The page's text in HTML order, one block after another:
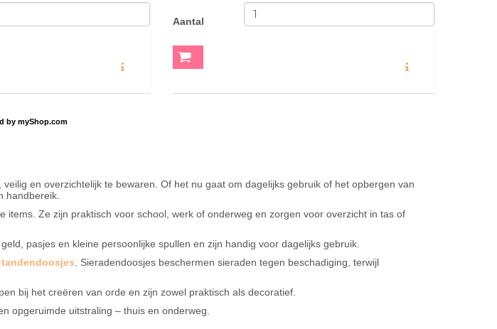
Aantal
by myShop.com
en overzichtelijk te bewaren. Of het nu gaat om dagelijks gebruik of het opbergen van
handbereik.
Ze zijn praktisch voor school, werk of onderweg en zorgen voor overzicht in tas of
pasjes en kleine persoonlijke spullen en zijn handig voor dagelijks gebruik.
tandendoosjes. Sieradendoosjes beschermen sieraden tegen beschadiging, terwijl
bij het creëren van orde en zijn zowel praktisch als decoratief.
opgeruimde uitstraling – thuis en onderweg.